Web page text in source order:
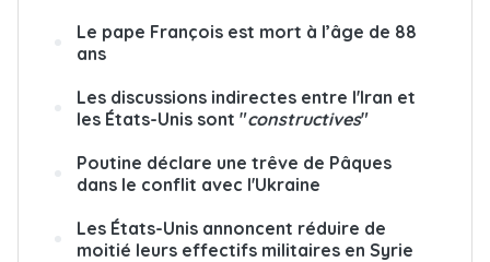
Le pape François est mort à l’âge de 88
ans
Les discussions indirectes entre l'Iran et
les États-Unis sont "constructives"
Poutine déclare une trêve de Pâques
dans le conflit avec l'Ukraine
Les États-Unis annoncent réduire de
moitié leurs effectifs militaires en Syrie